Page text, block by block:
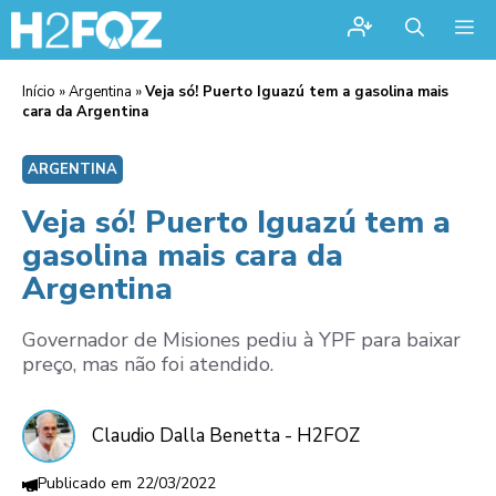
Início »Argentina »Veja só! Puerto Iguazú tem a gasolina mais
cara da Argentina
ARGENTINA
Veja só! Puerto Iguazú tem a
gasolina mais cara da
Argentina
Governador de Misiones pediu à YPF para baixar
preço, mas não foi atendido.
Claudio Dalla Benetta - H2FOZ
22/03/2022